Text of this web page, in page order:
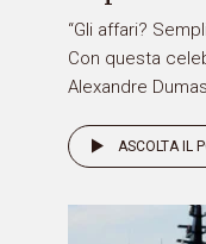
“Gli affari?
Con questa
Alexandre
ASCOLTA IL